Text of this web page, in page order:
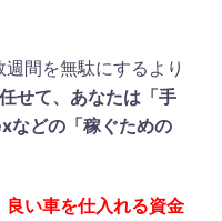
間を無駄にするより
せて、あなたは「手
などの「稼ぐための
良い車を仕入れる資金